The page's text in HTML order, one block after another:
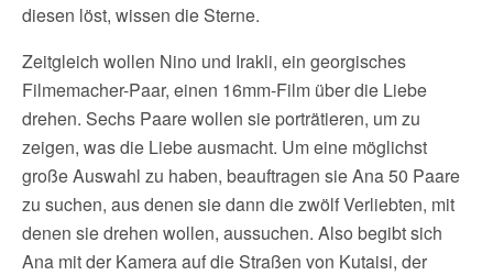
diesen löst, wissen die Sterne.
Zeitgleich wollen Nino und Irakli, ein georgisches
Filmemacher-Paar, einen 16mm-Film über die Liebe
drehen. Sechs Paare wollen sie porträtieren, um zu
zeigen, was die Liebe ausmacht. Um eine möglichst
große Auswahl zu haben, beauftragen sie Ana 50 Paare
zu suchen, aus denen sie dann die zwölf Verliebten, mit
denen sie drehen wollen, aussuchen. Also begibt sich
Ana mit der Kamera auf die Straßen von Kutaisi, der